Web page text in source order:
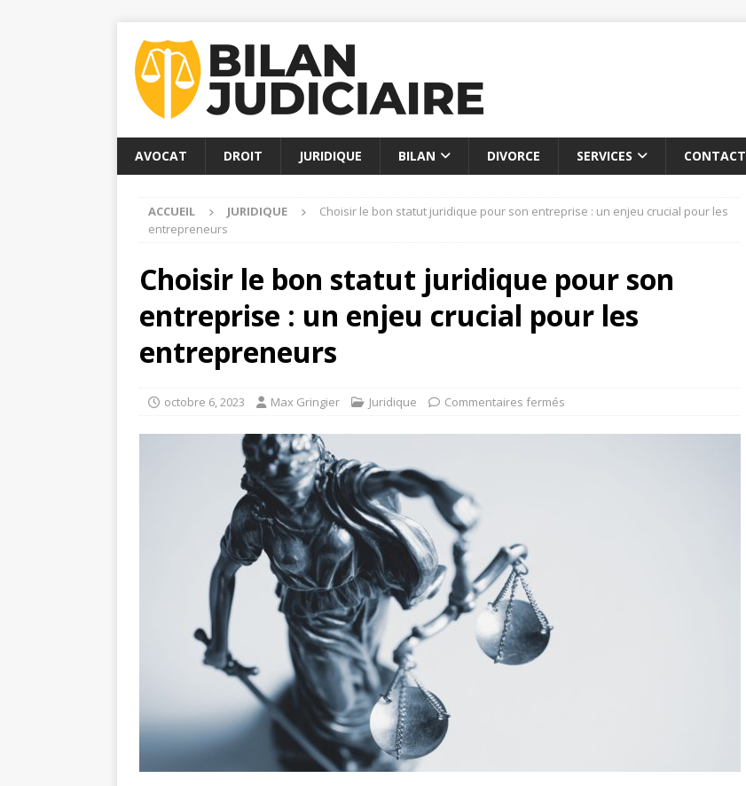
AVOCAT DROIT JURIDIQUE BILAN DIVORCE SERVICES CONTACT
ACCUEIL JURIDIQUE
Choisir le bon statut juridique pour son entreprise : un enjeu crucial pour les
entrepreneurs
Choisir le bon statut juridique pour son
entreprise : un enjeu crucial pour les
entrepreneurs
octobre 6, 2023 Max Gringier Juridique Commentaires fermés